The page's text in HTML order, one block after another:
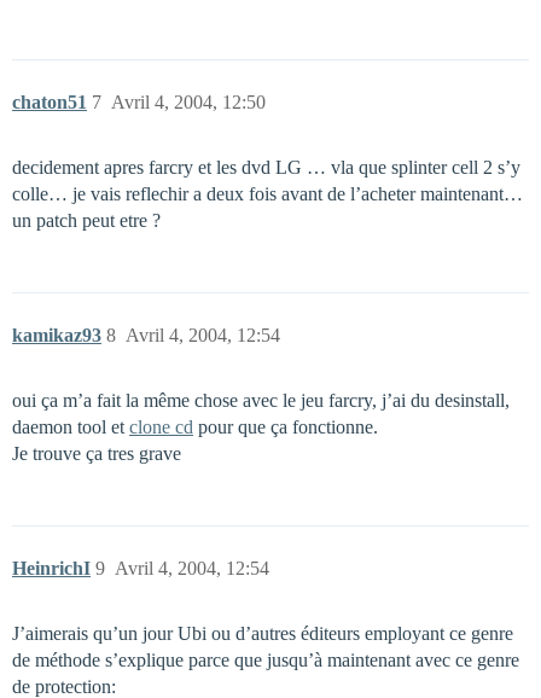
chaton51 Avril 4, 2004, 12:50
7
decidement apres farcry et les dvd LG … vla que splinter cell 2 s’y
colle… je vais reflechir a deux fois avant de l’acheter maintenant…
un patch peut etre ?
kamikaz93 Avril 4, 2004, 12:54
8
oui ça m’a fait la même chose avec le jeu farcry, j’ai du desinstall,
daemon tool et clone cd pour que ça fonctionne.
Je trouve ça tres grave
HeinrichI Avril 4, 2004, 12:54
9
J’aimerais qu’un jour Ubi ou d’autres éditeurs employant ce genre
de méthode s’explique parce que jusqu’à maintenant avec ce genre
de protection: